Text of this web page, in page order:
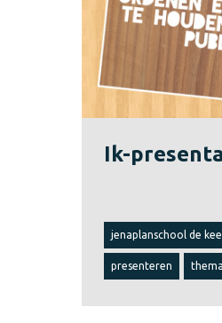
Ik-
jenaplanschool de
presenteren